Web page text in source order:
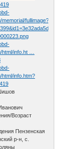
memorial/fullimage?
html/info.ht …
html/info.htm?
Возраст
Пензенская
р-н, с.